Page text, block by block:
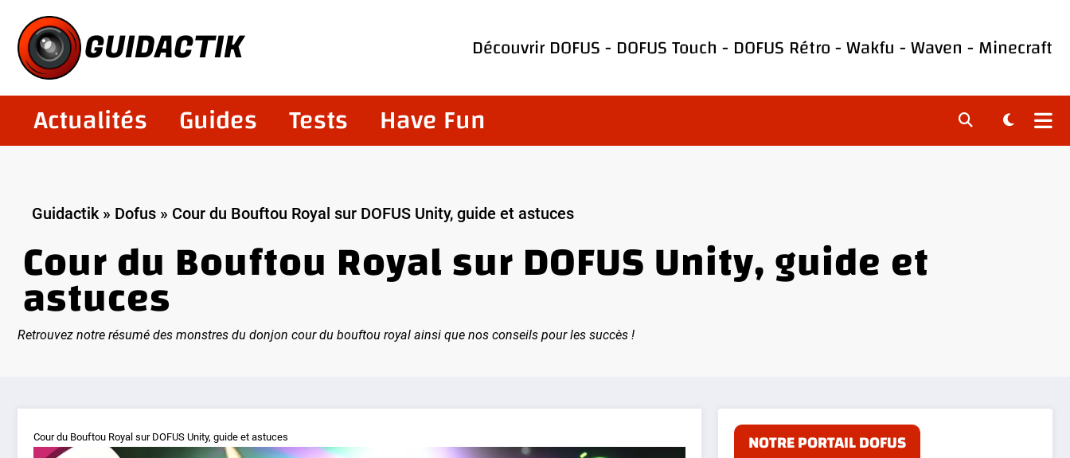
contenu
GUIDACTIK DécouvrirDOFUS-DOFUS Touch-DOFUS Rétro-Wakfu-Waven-Minecraft
Actualités Guides Tests Have Fun
Guidactik» Dofus » Cour du Bouftou Royal sur DOFUS Unity, guide et astuces
Cour du Bouftou Royal sur DOFUS Unity, guide et
astuces
Retrouvez notre résumé des monstres du donjon cour du bouftou royal ainsi que nos conseils pour les succès !
Cour du Bouftou Royal sur DOFUS Unity, guide et astuces NOTRE PORTAIL DOFUS